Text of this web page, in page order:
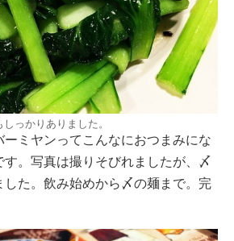
っかりありました。
ミヤンってこんなにおつまみにな
す。写真は撮りそびれましたが、〆
した。飲み始めから〆の麺まで。完